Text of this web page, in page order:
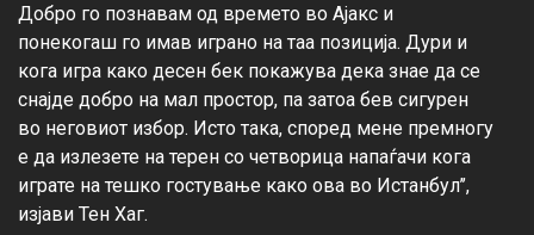
Добро го познавам од времето во Ајакс и
понекогаш го имав играно на таа позиција. Дури и
кога игра како десен бек покажува дека знае да се
снајде добро на мал простор, па затоа бев сигурен
во неговиот избор. Исто така, според мене премногу
е да излезете на терен со четворица напаѓачи кога
играте на тешко гостување како ова во Истанбул’’,
изјави Тен Хаг.